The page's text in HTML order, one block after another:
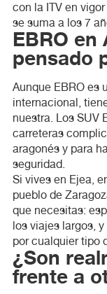
con la ITV en
se suma a los 7
EBRO en Aragón: un coche
pensado
Aunque EBRO es
internacional,
nuestra. Los SUV
carreteras
aragonés y para
seguridad.
Si vives en Ejea,
pueblo de
que necesitas:
los viajes largos,
por cualquier tipo
¿Son realmente competitivos
frente a